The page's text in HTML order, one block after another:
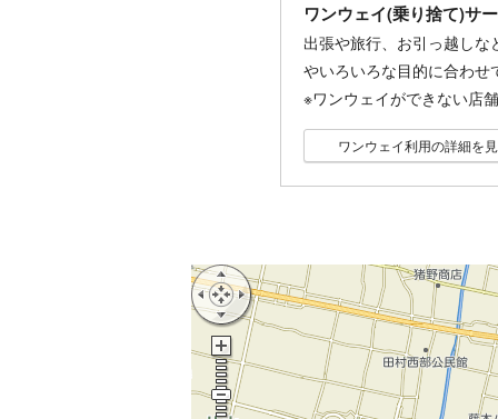
ワンウェイ(乗り捨て)サ
出張や旅行、お引っ越し
やいろいろな目的に合わ
※ワンウェイができない店
ワンウェイ利用の詳細を